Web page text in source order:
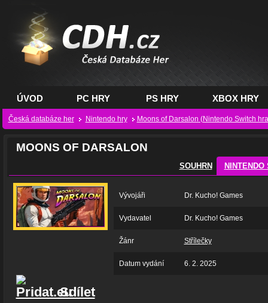
CDH.cz - hry na PC,
PS, XBOX - Česká
databáze her
ÚVOD PC HRY PS HRY XBOX HRY
Česká databáze her Nintendo hry Moons of Darsalon (Nintendo Switch
MOONS OF DARSALON
SOUHRN NINTENDO
Vývojáři Dr. Kucho! Games
Vydavatel Dr. Kucho! Games
Žánr Střílečky
Datum vydání 6. 2. 2025
Sdílet